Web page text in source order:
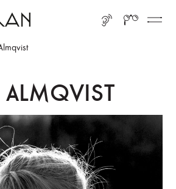
till huvudinnehåll
Gå till sidfot
LYSSNA